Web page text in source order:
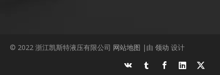
© 2022 浙江凯斯特液压有限公司 网站地图 |由 领动 设计